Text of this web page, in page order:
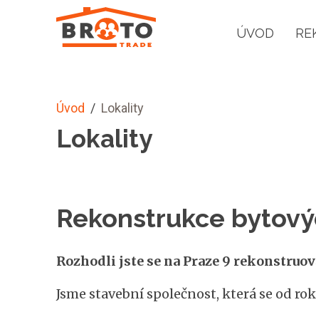
ÚVOD
Úvod / Lokality
Lokality
Rekonstrukce
Rozhodli jste se na Praze 9
Jsme stavební společnost, která se od